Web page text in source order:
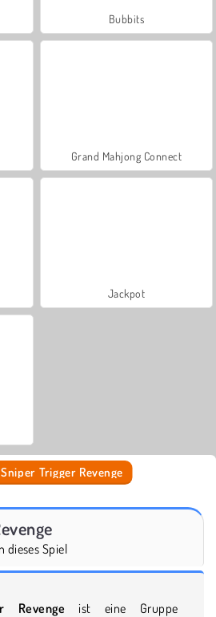
Bubbits
Grand Mahjong Connect
Jackpot
Sniper Trigger Revenge
dieses Spiel
Revenge ist eine Gruppe